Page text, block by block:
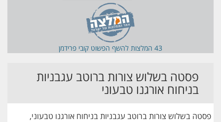
43 המלצות ל השף הפשוט קובי פרידמן
פסטה בשלוש צורות ברוטב עגבניות
בניחוח אורגנו טבעוני
פסטה בשלוש צורות ברוטב עגבניות בניחוח אורגנו טבעוני,